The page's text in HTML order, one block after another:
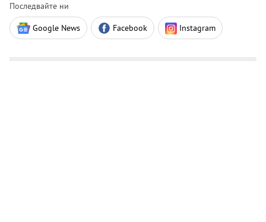
Последвайте ни
Google News Facebook Instagram